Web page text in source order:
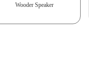
Wooder Speaker